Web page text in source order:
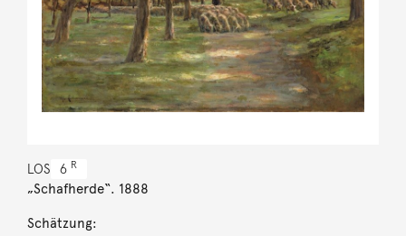
LOS 6 R
„Schafherde“. 1888
Schätzung: